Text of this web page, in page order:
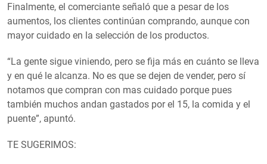
Finalmente, el comerciante señaló que a pesar de los
aumentos, los clientes continúan comprando, aunque con
mayor cuidado en la selección de los productos.
“La gente sigue viniendo, pero se fija más en cuánto se lleva
y en qué le alcanza. No es que se dejen de vender, pero sí
notamos que compran con mas cuidado porque pues
también muchos andan gastados por el 15, la comida y el
puente”, apuntó.
TE SUGERIMOS: